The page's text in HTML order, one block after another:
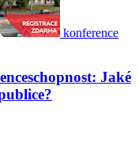
konference
Jaké